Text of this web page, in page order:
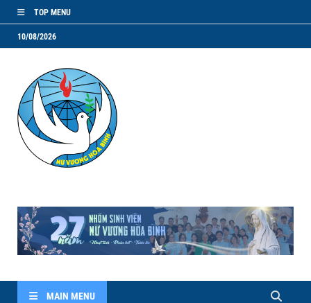
TOP MENU
10/08/2026
MAIN MENU